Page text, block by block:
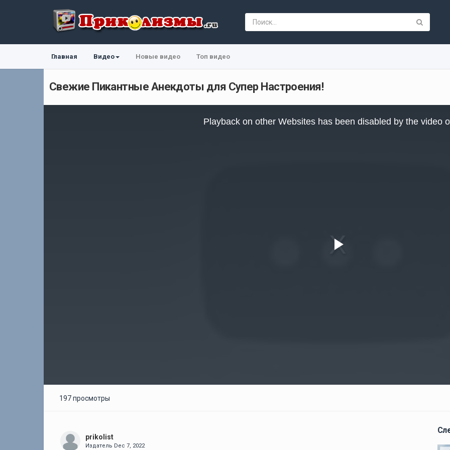
Главная Видео Новые видео Топ видео
Свежие Пикантные Анекдоты для Супер Настроения!
Playback on other Websites has been disabled by the video
197 просмотры
prikolist
Издатель Dec 7, 2022